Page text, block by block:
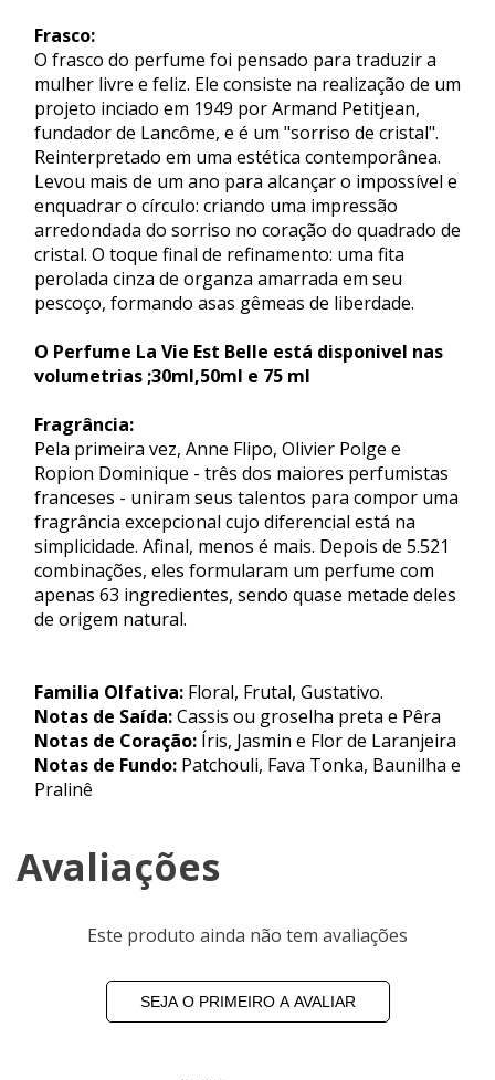
Frasco:
O frasco do perfume foi pensado para traduzir a
mulher livre e feliz. Ele consiste na realização de um
projeto inciado em 1949 por Armand Petitjean,
fundador de Lancôme, e é um "sorriso de cristal".
Reinterpretado em uma estética contemporânea.
Levou mais de um ano para alcançar o impossível e
enquadrar o círculo: criando uma impressão
arredondada do sorriso no coração do quadrado de
cristal. O toque final de refinamento: uma fita
perolada cinza de organza amarrada em seu
pescoço, formando asas gêmeas de liberdade.
O Perfume La Vie Est Belle está disponivel nas
volumetrias ;30ml,50ml e 75 ml
Fragrância:
Pela primeira vez, Anne Flipo, Olivier Polge e
Ropion Dominique - três dos maiores perfumistas
franceses - uniram seus talentos para compor uma
fragrância excepcional cujo diferencial está na
simplicidade. Afinal, menos é mais. Depois de 5.521
combinações, eles formularam um perfume com
apenas 63 ingredientes, sendo quase metade deles
de origem natural.
Familia Olfativa: Floral, Frutal, Gustativo.
Notas de Saída:Cassis ou groselha preta e Pêra
Notas de Coração: Íris, Jasmin e Flor de Laranjeira
Notas de Fundo: Patchouli, Fava Tonka, Baunilha e
Pralinê
Avaliações
Este produto ainda não tem avaliações
SEJA O PRIMEIRO A AVALIAR